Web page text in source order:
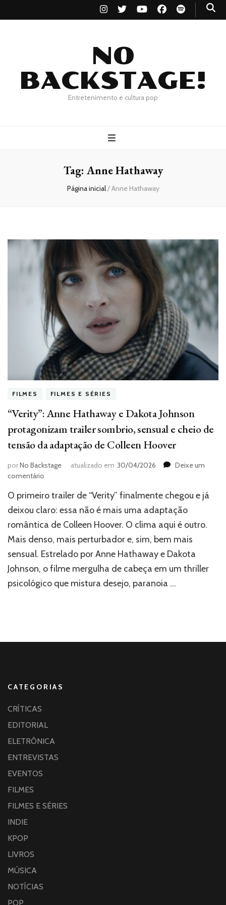
NO
BACKSTAGE!
Entretenimento e cultura pop
Tag: Anne Hathaway
Página inicial/Anne Hathaway
FILMES FILMES E SÉRIES
“Verity”: Anne Hathaway e Dakota Johnson
protagonizam trailer sombrio, sensual e cheio de
tensão da adaptação de Colleen Hoover
porNo Backstage atualizado em 30/04/2026
Deixe um
comentário
Anne
Hathaway
Dakota
Johnson
protagonizam
trailer
sombrio,
sensual
adaptação
O primeiro trailer de “Verity” finalmente chegou e já
deixou claro: essa não é mais uma adaptação
romântica de Colleen Hoover. O clima aqui é outro.
Mais denso, mais perturbador e, sim, bem mais
sensual. Estrelado por Anne Hathaway e Dakota
Johnson, o filme mergulha de cabeça em um thriller
psicológico que mistura desejo, paranoia …
CATEGORIAS
CRÍTICAS
EDITORIAL
ELETRÔNICA
ENTREVISTAS
EVENTOS
FILMES
FILMES E SÉRIES
INDIE
KPOP
LIVROS
MÚSICA
NOTÍCIAS
POP